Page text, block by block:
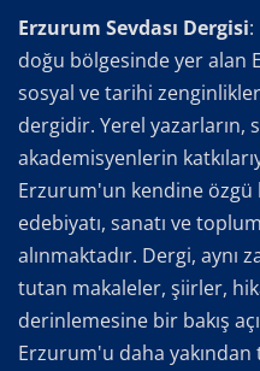
Erzurum Sevdası Dergisi
doğu bölgesinde yer alan
sosyal ve tarihi
dergidir. Yerel yazarların,
akademisyenlerin
Erzurum'un kendine
edebiyatı, sanatı ve
alınmaktadır. Dergi, aynı
tutan makaleler, şiirler,
derinlemesine bir bakış
Erzurum'u daha yakından